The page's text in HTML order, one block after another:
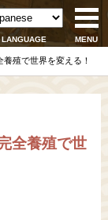
LANGUAGE MENU
養殖で世界を変える！
全養殖で世